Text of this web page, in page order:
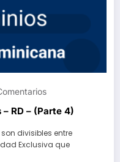
RD – (Parte 4)
divisibles entre
Exclusiva que